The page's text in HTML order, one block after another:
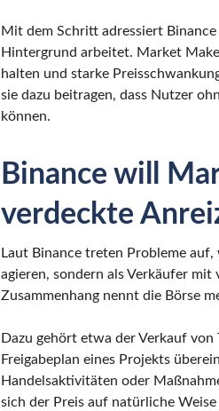
Mit dem Schritt adressiert
Hintergrund arbeitet. Market
halten und starke
sie dazu beitragen, dass Nutzer
können.
Binance will
verdeckte
Laut Binance treten Probleme
agieren, sondern als Verkäufer
Zusammenhang nennt die Börse
Dazu gehört etwa der Verkauf
Freigabeplan eines Projekts
Handelsaktivitäten oder
sich der Preis auf natürliche